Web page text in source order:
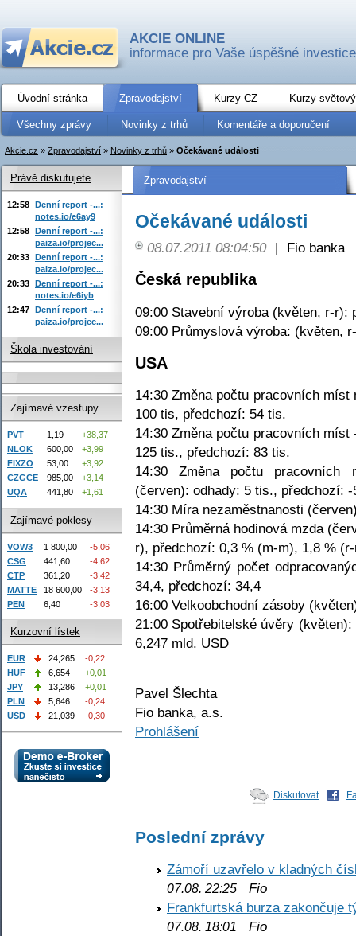
AKCIE ONLINE
informace pro Vaše úspěšné investice
Úvodní stránka Zpravodajství Kurzy CZ Kurzy
Všechny zprávy Novinky z trhů Komentáře a doporučení
Akcie.cz » Zpravodajství » Novinky z trhů » Očekávané události
Zpravodajství
Očekávané události
08.07.2011 08:04:50 | Fio banka
Česká republika
09:00 Stavební výroba (květen, r-r):
09:00 Průmyslová výroba: (květen,
USA
14:30 Změna počtu pracovních
100 tis, předchozí: 54 tis.
14:30 Změna počtu pracovních
125 tis., předchozí: 83 tis.
14:30 Změna počtu pracovních
(červen): odhady: 5 tis., předchozí:
14:30 Míra nezaměstnanosti
14:30 Průměrná hodinová mzda
r), předchozí: 0,3 % (m-m), 1,8 %
14:30 Průměrný počet
34,4, předchozí: 34,4
16:00 Velkoobchodní zásoby
21:00 Spotřebitelské úvěry
6,247 mld. USD
Pavel Šlechta
Fio banka, a.s.
Prohlášení
Diskutovat
Poslední zprávy
Zámoří uzavřelo v kladných
07.08. 22:25 Fio
Frankfurtská burza zakončuje
07.08. 18:01
Fio
Právě diskutujete
12:58 Denní report -...:
notes.io/e6ay9
12:58 Denní report -...:
paiza.io/projec...
20:33 Denní report -...:
paiza.io/projec...
20:33 Denní report -...:
notes.io/e6iyb
12:47 Denní report -...:
paiza.io/projec...
Škola investování
Zajímavé vzestupy
PVT 1,19
+38,37
NLOK
600,00
+3,99
FIXZO
53,00
+3,92
CZGCE
985,00
+3,14
UQA
441,80 +1,61
Zajímavé poklesy
VOW3 1 800,00
-5,06
CSG
441,60
-4,62
CTP
361,20
-3,42
MATTE
18 600,00
-3,13
PEN
6,40 -3,03
Kurzovní lístek
EUR 24,265
-0,22
HUF
6,654
+0,01
JPY
13,286
+0,01
PLN
5,646
-0,24
USD
21,039 -0,30